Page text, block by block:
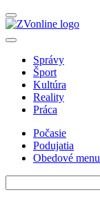
Správy
Šport
Kultúra
Reality
Práca
Počasie
Podujatia
Obedové menu